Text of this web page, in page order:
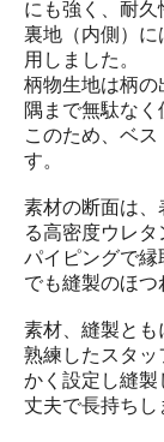
にも強く、耐久
裏地（内側）に
用しました。
柄物生地は柄の
隅まで無駄なく
このため、ベ
す。
素材の断面は、
る高密度ウレタ
パイピングで縁
でも縫製のほつ
素材、縫製とも
熟練したスタッ
かく設定し縫製
丈夫で長持ちし